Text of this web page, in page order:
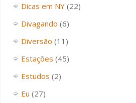
Dicas em NY(22)
Divagando (6)
Diversão (11)
Estações (45)
Estudos (2)
Eu (27)